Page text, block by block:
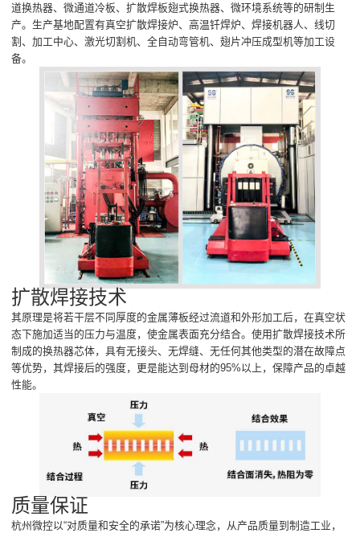
道换热器、微通道冷板、扩散焊板翅式换热器、微环境系统等的研制生
产。生产基地配置有真空扩散焊接炉、高温钎焊炉、焊接机器人、线切
割、加工中心、激光切割机、全自动弯管机、翅片冲压成型机等加工设
备。
扩散焊接技术
其原理是将若干层不同厚度的金属薄板经过流道和外形加工后，在真空状
态下施加适当的压力与温度，使金属表面充分结合。使用扩散焊接技术所
制成的换热器芯体，具有无接头、无焊缝、无任何其他类型的潜在故障点
等优势，其焊接后的强度，更是能达到母材的95%以上，保障产品的卓越
性能。
质量保证
杭州微控以“对质量和安全的承诺”为核心理念，从产品质量到制造工业，